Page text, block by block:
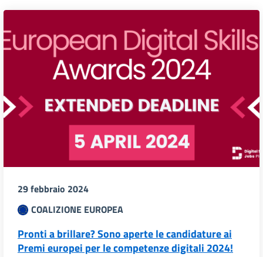
29 febbraio 2024
COALIZIONE EUROPEA
Pronti a brillare? Sono aperte le candidature ai
Premi europei per le competenze digitali 2024!